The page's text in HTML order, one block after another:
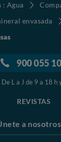
Agua
envasada
900 055
De L a J de 9 a 18 h
REVISTAS
a nosotros